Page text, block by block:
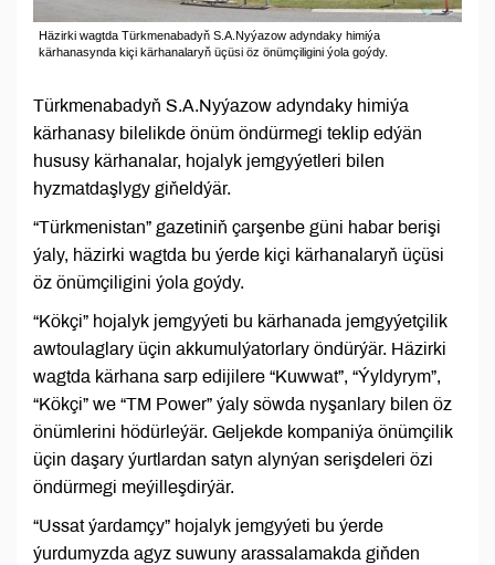
Häzirki wagtda Türkmenabadyň S.A.Nyýazow adyndaky himiýa
kärhanasynda kiçi kärhanalaryň üçüsi öz önümçiligini ýola goýdy.
Türkmenabadyň S.A.Nyýazow adyndaky himiýa
kärhanasy bilelikde önüm öndürmegi teklip edýän
hususy kärhanalar, hojalyk jemgyýetleri bilen
hyzmatdaşlygy giňeldýär.
“Türkmenistan” gazetiniň çarşenbe güni habar berişi
ýaly, häzirki wagtda bu ýerde kiçi kärhanalaryň üçüsi
öz önümçiligini ýola goýdy.
“Kökçi” hojalyk jemgyýeti bu kärhanada jemgyýetçilik
awtoulaglary üçin akkumulýatorlary öndürýär. Häzirki
wagtda kärhana sarp edijilere “Kuwwat”, “Ýyldyrym”,
“Kökçi” we “TM Power” ýaly söwda nyşanlary bilen öz
önümlerini hödürleýär. Geljekde kompaniýa önümçilik
üçin daşary ýurtlardan satyn alynýan serişdeleri özi
öndürmegi meýilleşdirýär.
“Ussat ýardamçy” hojalyk jemgyýeti bu ýerde
ýurdumyzda agyz suwuny arassalamakda giňden